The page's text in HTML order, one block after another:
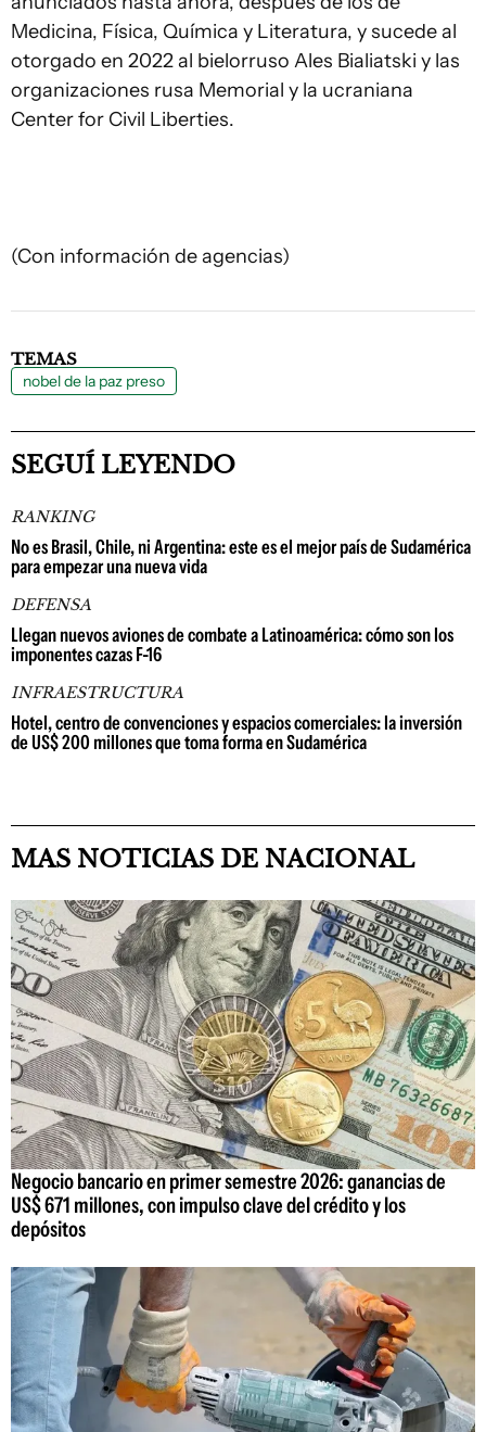
Medicina, Física, Química y Literatura, y sucede al
otorgado en 2022 al bielorruso Ales Bialiatski y las
organizaciones rusa Memorial y la ucraniana
Center for Civil Liberties.
(Con información de agencias)
TEMAS
nobel de la paz preso
SEGUÍ LEYENDO
RANKING
No es Brasil, Chile, ni Argentina: este es el mejor país de Sudamérica
para empezar una nueva vida
DEFENSA
Llegan nuevos aviones de combate a Latinoamérica: cómo son los
imponentes cazas F-16
INFRAESTRUCTURA
Hotel, centro de convenciones y espacios comerciales: la inversión
de US$ 200 millones que toma forma en Sudamérica
MAS NOTICIAS DE NACIONAL
Negocio bancario en primer semestre 2026: ganancias de
US$ 671 millones, con impulso clave del crédito y los
depósitos